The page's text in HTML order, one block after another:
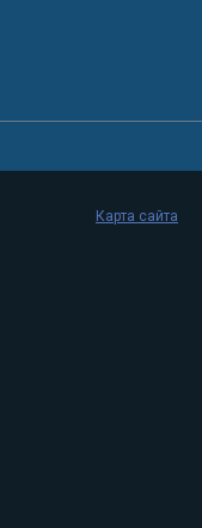
Карта сайта